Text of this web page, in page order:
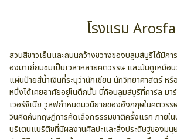
โรงแรม Arosfa
สวนสีขาวเย็นและถนนกว้างขวางของบลูมส์บูริได้มีกา
องมาเยี่ยมชมเป็นเวลาหลายศตวรรษ และมันดูเหมือ
แผ่นป้ายสีน้ำเงินที่ระบุว่านักเขียน นักวิทยาศาสตร์ ห
หนึ่งได้เคยอาศัยอยู่ในตึกนั้น นี่คือบลูมส์บูริที่คาร์ล มา
เวอร์จิเนีย วูลฟกำหนดนวนิยายของอังกฤษในศตวร
วินคิดค้นทฤษฎีการคัดเลือกธรรมชาติครั้งแรก ภาย
บริเตนแบริติชที่มีผลงานศิลปะและสิ่งประดิษฐ์ของมนุ